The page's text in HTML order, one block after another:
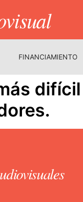
FINANCIAMIENTO